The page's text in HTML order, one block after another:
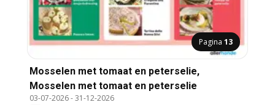
Pagina 13
Mosselen met tomaat en peterselie,
Mosselen met tomaat en peterselie
03-07-2026-31-12-2026